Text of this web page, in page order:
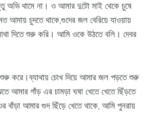
অভি থামে না। ও আমার দুটো মাই থেকে চুষে
আমায় চুদতে থাকে,গুদের জল বেরিয়ে যাওয়ায়
দিতে শুরু করি। আমি ওকে উঠতে বলি। দেবর
করে।ব্যাথায় চোখ দিয়ে আমার জল পড়তে শুরু
আমার গাঁড় এর চামড়া ঘষা খেতে খেতে ছিঁড়তে
বাঁড়া আমার গুদ ছিঁড়ে খেতে থাকে, আমি পুনরায়